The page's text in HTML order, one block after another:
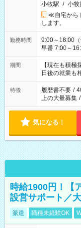
小牧駅 / 小牧
≪自宅から
します。
勤務時間
9:00～18:00（休憩60分） ■ご希望
早番 7:00～16:00 遅番
い」 「余裕を
たくない」 など
の方へ 今ご覧
の勤務時間。
期間
【現在も積
日後の就業も
特徴 履歴書不要 /
上の大量募集 /
気になる！
時給1900円！【
設営サポート／
派遣 職種未経験OK